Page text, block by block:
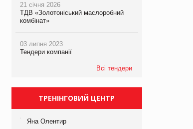
Олексій Логачов-Михайлов
виробництва
Яна Сараніна, директор
21 січня 2026
ТДВ «Золотоніський маслоробний
комбінат»
03 липня 2023
Тендери компанії
Всі тендери
ТРЕНІНГОВИЙ ЦЕНТР
Яна Олентир